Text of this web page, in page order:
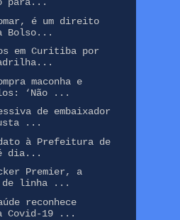
é um direito
Bolso...
em Curitiba por
maconha e
‘Não ...
de embaixador
...
à Prefeitura de
dia...
Premier, a
de linha ...
reconhece
Covid-19 ...